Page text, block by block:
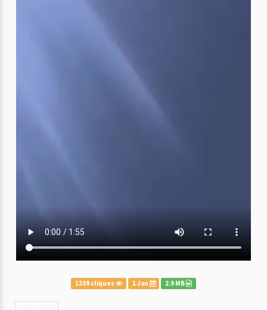
1339 cliques 1 Jan 2.9 MB